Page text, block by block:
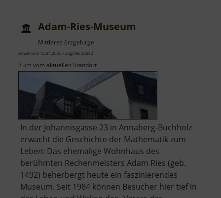
Adam-Ries-Museum
Mittleres Erzgebirge
aktuell vom 12.04.2026 / Zugriffe: 28692
3 km vom aktuellen Standort
In der Johannisgasse 23 in Annaberg-Buchholz
erwacht die Geschichte der Mathematik zum
Leben: Das ehemalige Wohnhaus des
berühmten Rechenmeisters Adam Ries (geb.
1492) beherbergt heute ein faszinierendes
Museum. Seit 1984 können Besucher hier tief in